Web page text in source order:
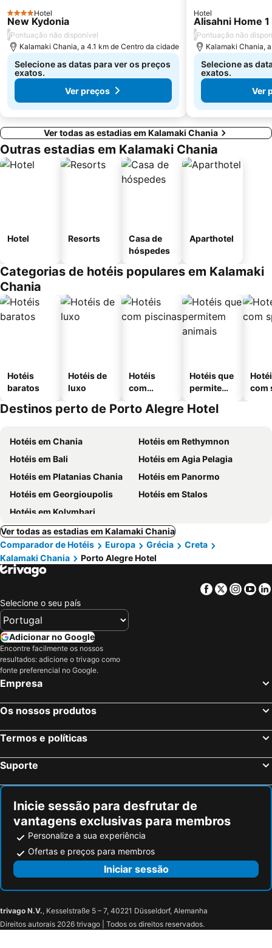
4 Estrelas
Hotel
New Kydonia
/Pontuação não disponível
Kalamaki Chania, a 4.1 km de Centro da cidade
Selecione as datas para ver os preços
exatos.
Ver preços
Hotel
Alisahni Home 1
/Pontuação não
Kalamaki Chania,
Selecione as
exatos.
Ver
Ver todas as estadias em Kalamaki Chania
Outras estadias em Kalamaki Chania
Hotel Resorts
Casa de
hóspedes
Aparthotel
Categorias de hotéis populares em Kalamaki
Chania
Hotéis
baratos
Hotéis de
luxo
Hotéis
com
Hotéis que
permitem
com
Destinos perto de Porto Alegre Hotel
Hotéis em Chania
Hotéis em Rethymnon
Hotéis em Bali
Hotéis em Agia Pelagia
Hotéis em Platanias Chania
Hotéis em Panormo
Hotéis em Georgioupolis
Hotéis em Stalos
Hotéis em Kolymbari
Ver todas as estadias em Kalamaki Chania
Comparador de Hotéis
Europa Grécia
Creta
Kalamaki Chania
Porto Alegre Hotel
Facebook
Twitter
Selecione o seu país
Adicionar no Google
Encontre facilmente os nossos
resultados: adicione o trivago como
fonte preferencial no Google.
Empresa
Os nossos produtos
Termos e políticas
Suporte
Inicie sessão para desfrutar de
vantagens exclusivas para membros
Personalize a sua experiência
Ofertas e preços para membros
Iniciar sessão
trivago N.V., Kesselstraße 5 – 7, 40221 Düsseldorf, Alemanha
Direitos autorais 2026 trivago | Todos os direitos reservados.